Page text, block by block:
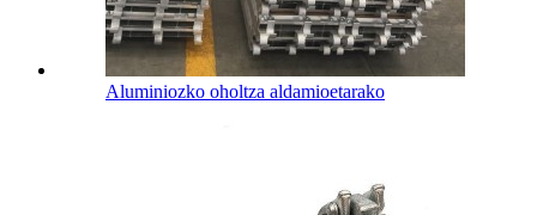
Aluminiozko oholtza aldamioetarako